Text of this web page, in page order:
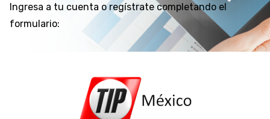
Ingresa a tu cuenta o regístrate completando el
formulario: